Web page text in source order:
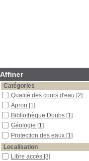
Affiner
Catégories
Qualité des cours d'eau [2]
Apron [1]
Bibliothèque Doubs [1]
Géologie [1]
Protection des eaux [1]
Localisation
Libre accès [3]